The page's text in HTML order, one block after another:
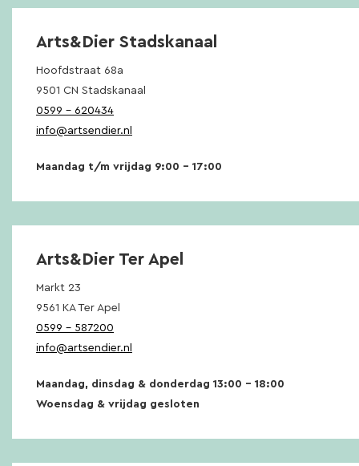
Arts&Dier Stadskanaal
Hoofdstraat 68a
9501 CN Stadskanaal
0599 – 620434
info@artsendier.nl
Maandag t/m vrijdag 9:00 – 17:00
Arts&Dier Ter Apel
Markt 23
9561 KA Ter Apel
0599 – 587200
info@artsendier.nl
Maandag, dinsdag & donderdag 13:00 – 18:00
Woensdag & vrijdag gesloten